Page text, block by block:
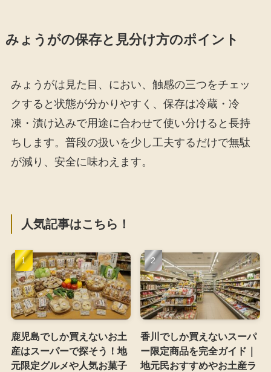
みょうがの保存と見分け方のポイント
みょうがは見た目、におい、触感の三つをチェッ
クすると状態が分かりやすく、保存は冷蔵・冷
凍・漬け込みで用途に合わせて使い分けると長持
ちします。普段の扱いを少し工夫するだけで無駄
が減り、安全に味わえます。
人気記事はこちら！
鹿児島でしか買えないお土
産はスーパーで探そう！地
元限定グルメや人気お菓子
香川でしか買えないスーパ
ー限定商品を完全ガイド｜
地元民おすすめやお土産ラ